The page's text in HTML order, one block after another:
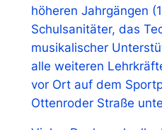
höheren Jahrgängen
Schulsanitäter, das
musikalischer
alle weiteren
vor Ort auf dem
Ottenroder Straße